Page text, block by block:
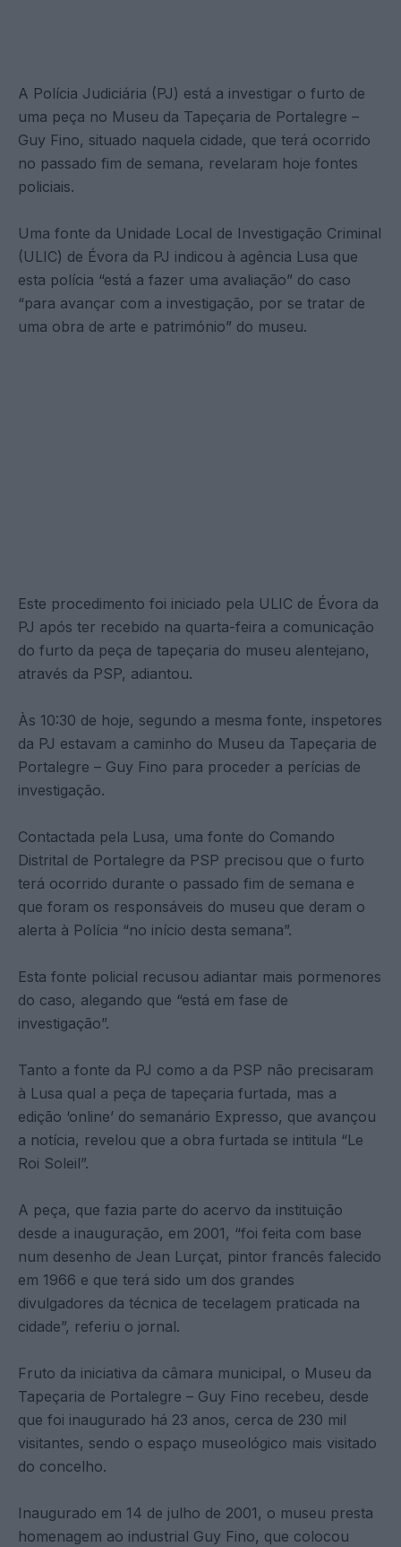
A Polícia Judiciária (PJ) está a investigar o furto de
uma peça no Museu da Tapeçaria de Portalegre –
Guy Fino, situado naquela cidade, que terá ocorrido
no passado fim de semana, revelaram hoje fontes
policiais.
Uma fonte da Unidade Local de Investigação Criminal
(ULIC) de Évora da PJ indicou à agência Lusa que
esta polícia “está a fazer uma avaliação” do caso
“para avançar com a investigação, por se tratar de
uma obra de arte e património” do museu.
Este procedimento foi iniciado pela ULIC de Évora da
PJ após ter recebido na quarta-feira a comunicação
do furto da peça de tapeçaria do museu alentejano,
através da PSP, adiantou.
Às 10:30 de hoje, segundo a mesma fonte, inspetores
da PJ estavam a caminho do Museu da Tapeçaria de
Portalegre – Guy Fino para proceder a perícias de
investigação.
Contactada pela Lusa, uma fonte do Comando
Distrital de Portalegre da PSP precisou que o furto
terá ocorrido durante o passado fim de semana e
que foram os responsáveis do museu que deram o
alerta à Polícia “no início desta semana”.
Esta fonte policial recusou adiantar mais pormenores
do caso, alegando que “está em fase de
investigação”.
Tanto a fonte da PJ como a da PSP não precisaram
à Lusa qual a peça de tapeçaria furtada, mas a
edição ‘online’ do semanário Expresso, que avançou
a notícia, revelou que a obra furtada se intitula “Le
Roi Soleil”.
A peça, que fazia parte do acervo da instituição
desde a inauguração, em 2001, “foi feita com base
num desenho de Jean Lurçat, pintor francês falecido
em 1966 e que terá sido um dos grandes
divulgadores da técnica de tecelagem praticada na
cidade”, referiu o jornal.
Fruto da iniciativa da câmara municipal, o Museu da
Tapeçaria de Portalegre – Guy Fino recebeu, desde
que foi inaugurado há 23 anos, cerca de 230 mil
visitantes, sendo o espaço museológico mais visitado
do concelho.
Inaugurado em 14 de julho de 2001, o museu presta
homenagem ao industrial Guy Fino, que colocou